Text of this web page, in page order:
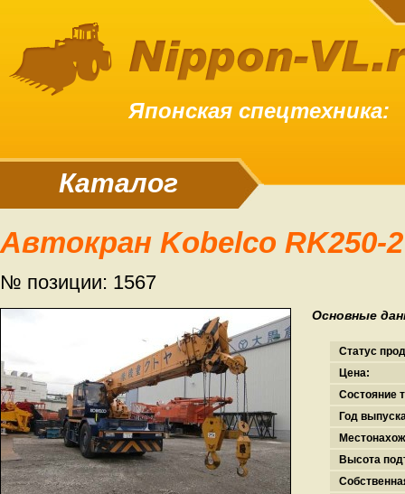
Японская спецтехника:
Каталог
Автокран Kobelco RK250-2
№ позиции: 1567
Основные
Статус
Цена:
Состояние
Год
Высота